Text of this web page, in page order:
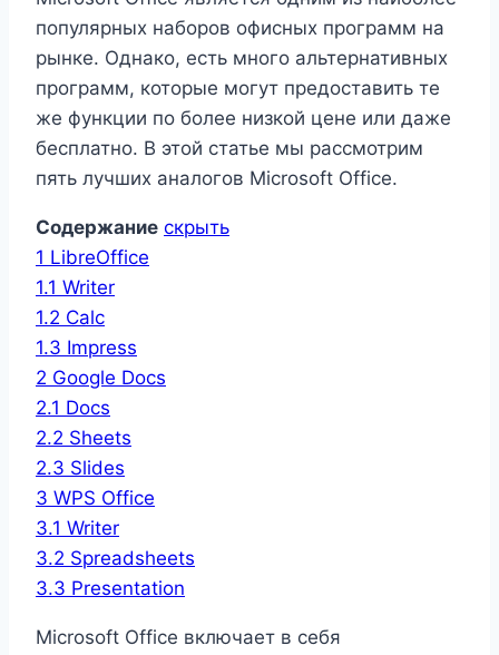
популярных наборов офисных программ на
рынке. Однако, есть много альтернативных
программ, которые могут предоставить те
же функции по более низкой цене или даже
бесплатно. В этой статье мы рассмотрим
пять лучших аналогов Microsoft Office.
Содержание скрыть
1 LibreOffice
1.1 Writer
1.2 Calc
1.3 Impress
2 Google Docs
2.1 Docs
2.2 Sheets
2.3 Slides
3 WPS Office
3.1 Writer
3.2 Spreadsheets
3.3 Presentation
Microsoft Office включает в себя